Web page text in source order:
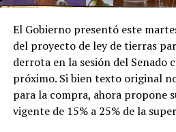
Con este viaje, Milei busca
relaciones bilaterales y la
gobiernos de la región que
gira que se extenderá hasta el
regreso a Buenos Aires.
El Gobierno presentó este
del proyecto de ley de tierras
derrota en la sesión del Senado
próximo. Si bien texto original
para la compra, ahora propone
vigente de 15% a 25% de la